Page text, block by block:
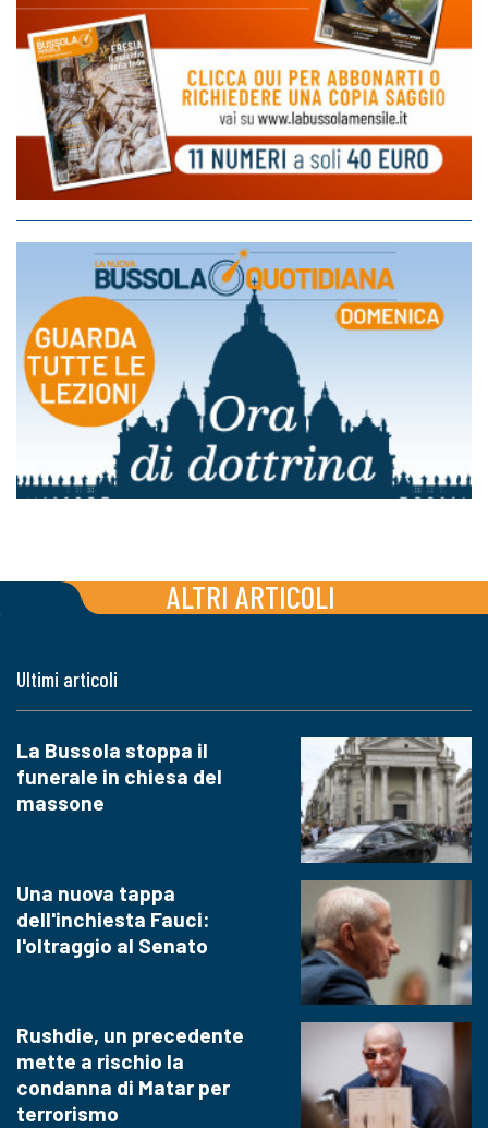
ALTRI ARTICOLI
Ultimi articoli
La Bussola stoppa il
funerale in chiesa del
massone
Una nuova tappa
dell'inchiesta Fauci:
l'oltraggio al Senato
Rushdie, un precedente
mette a rischio la
condanna di Matar per
terrorismo